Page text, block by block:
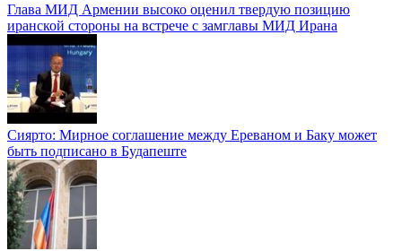
Глава МИД Армении высоко оценил твердую позицию
иранской стороны на встрече с замглавы МИД Ирана
Сиярто: Мирное соглашение между Ереваном и Баку может
быть подписано в Будапеште